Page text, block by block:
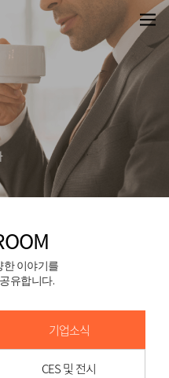
이야기를
유합니다.
기업소식
CES 및 전시